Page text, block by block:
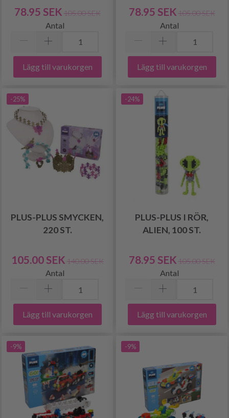
78.95 SEK 105.00 SEK
Antal
Lägg till varukorgen
78.95 SEK 105.00 SEK
Antal
Lägg till varukorgen
-25%
PLUS-PLUS SMYCKEN,
220 ST.
105.00 SEK 140.00 SEK
Antal
Lägg till varukorgen
-24%
PLUS-PLUS I RÖR,
ALIEN, 100 ST.
78.95 SEK 105.00 SEK
Antal
Lägg till varukorgen
-9% -9%